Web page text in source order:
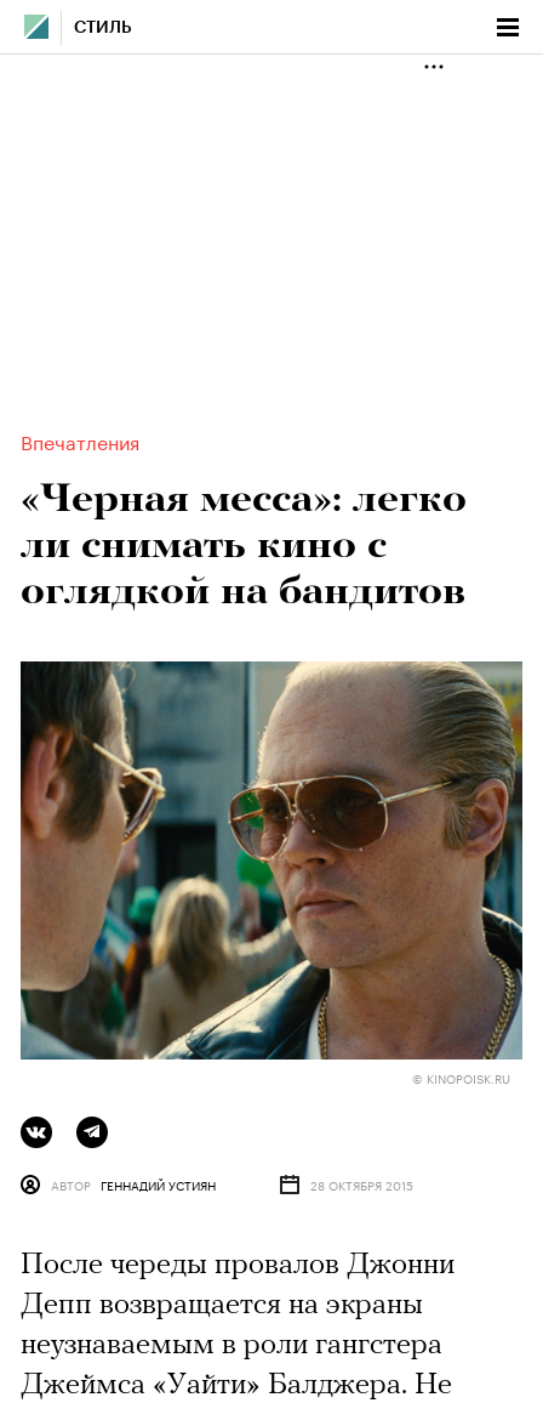
СТИЛЬ
Впечатления
«Черная месса»: легко
ли снимать кино с
оглядкой на бандитов
© KINOPOISK.RU
АВТОР ГЕННАДИЙ УСТИЯН 28 ОКТЯБРЯ 2015
После череды провалов Джонни
Депп возвращается на экраны
неузнаваемым в роли гангстера
Джеймса «Уайти» Балджера. Не